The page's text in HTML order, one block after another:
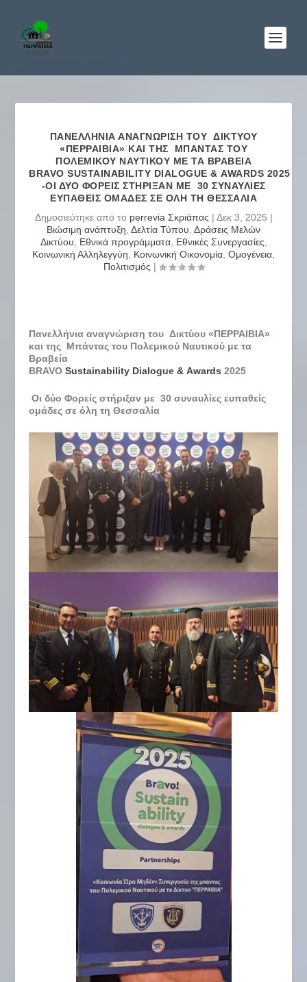
ΠΑΝΕΛΛΉΝΙΑ ΑΝΑΓΝΏΡΙΣΗ ΤΟΥ ΔΙΚΤΎΟΥ
«ΠΕΡΡΑΙΒΙΑ» ΚΑΙ ΤΗΣ ΜΠΆΝΤΑΣ ΤΟΥ
ΠΟΛΕΜΙΚΟΎ ΝΑΥΤΙΚΟΎ ΜΕ ΤΑ ΒΡΑΒΕΊΑ
BRAVO SUSTAINABILITY DIALOGUE & AWARDS 2025
-ΟΙ ΔΎΟ ΦΟΡΕΊΣ ΣΤΉΡΙΞΑΝ ΜΕ 30 ΣΥΝΑΥΛΊΕΣ
ΕΥΠΑΘΕΊΣ ΟΜΆΔΕΣ ΣΕ ΌΛΗ ΤΗ ΘΕΣΣΑΛΊΑ
Δημοσιεύτηκε από το perrevia Σκριάπας | Δεκ 3, 2025 |
Βιώσιμη ανάπτυξη Δελτία Τύπου Δράσεις Μελών
Δικτύου
Εθνικά προγράμματα, Εθνικές Συνεργασίες
Κοινωνική Αλληλεγγύη
Κοινωνική Οικονομία Ομογένεια
Πολιτισμός |
Πανελλήνια αναγνώριση του Δικτύου «ΠΕΡΡΑΙΒΙΑ»
και της Μπάντας του Πολεμικού Ναυτικού με τα
Βραβεία
BRAVO Sustainability Dialogue& Awards 2025
Οι δύο Φορείς στήριξαν με 30 συναυλίες ευπαθείς
ομάδες σε όλη τη Θεσσαλία